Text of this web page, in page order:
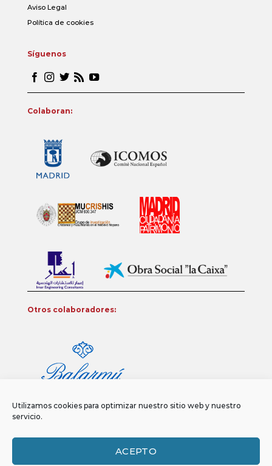
Utilizamos cookies para optimizar nuestro sitio web y nuestro
servicio.
ACEPTO
Aviso Legal
Política de cookies
Síguenos
Colaboran:
Otros colaboradores: